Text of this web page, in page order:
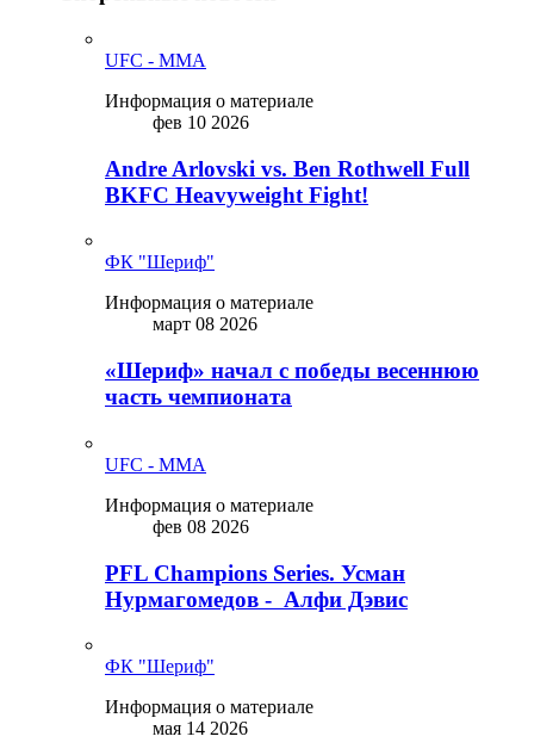
UFC - MMA
Информация о материале
фев 10 2026
Andre Arlovski vs. Ben Rothwell Full
BKFC Heavyweight Fight!
ФК "Шериф"
Информация о материале
март 08 2026
«Шериф» начал с победы весеннюю
часть чемпионата
UFC - MMA
Информация о материале
фев 08 2026
PFL Champions Series. Усман
Нурмагомедов - Алфи Дэвис
ФК "Шериф"
Информация о материале
мая 14 2026